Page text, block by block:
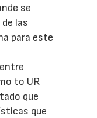
se
las
para este
to UR
que
que